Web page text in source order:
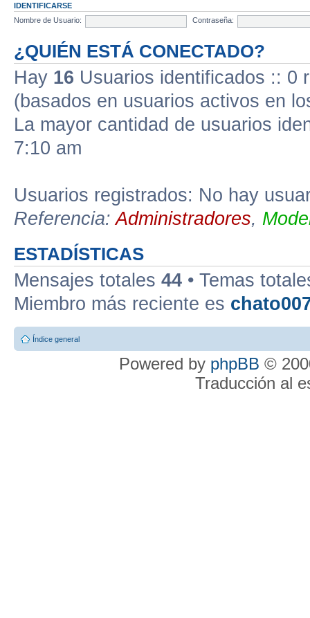
IDENTIFICARSE
Nombre de Usuario:
Contraseña:
¿QUIÉN ESTÁ CONECTADO?
Hay 16 Usuarios identificados :: 0
(basados en usuarios activos en
La mayor cantidad de usuarios
7:10 am
Usuarios registrados: No hay
Referencia:Administradores,
ESTADÍSTICAS
Mensajes totales 44 • Temas
Miembro más reciente es
Índice general
Powered by phpBB ©
Traducción al